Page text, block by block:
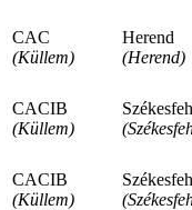
CAC
(Küllem)
Herend
(Herend)
CACIB
(Küllem)
CACIB
(Küllem)